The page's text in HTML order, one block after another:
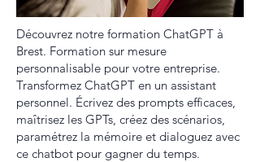
Découvrez notre formation ChatGPT à
Brest. Formation sur mesure
personnalisable pour votre entreprise.
Transformez ChatGPT en un assistant
personnel. Écrivez des prompts efficaces,
maîtrisez les GPTs, créez des scénarios,
paramétrez la mémoire et dialoguez avec
ce chatbot pour gagner du temps.